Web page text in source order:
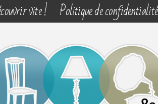
vite ! Politique de confidentialité